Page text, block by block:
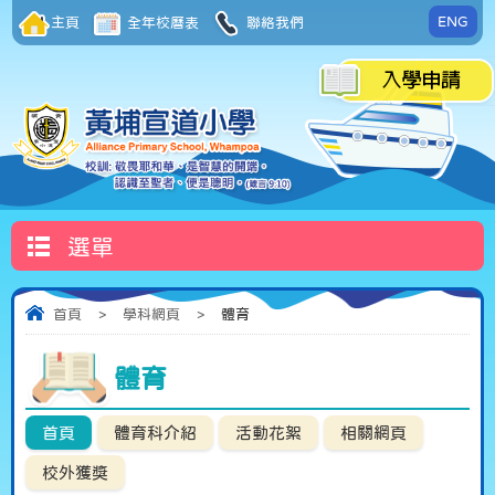
主頁 全年校曆表 聯絡我們 ENG
選單
首頁 > 學科網頁 > 體育
體育
首頁 體育科介紹 活動花絮 相關網頁
校外獲獎